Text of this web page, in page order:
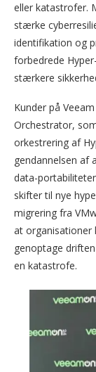
eller katastrofer.
stærke
identifikation og
forbedrede
stærkere
Kunder på
Orchestrator,
orkestrering af
gendannelsen af
data-
skifter til nye
migrering fra
at organisationer
genoptage
en katastrofe.